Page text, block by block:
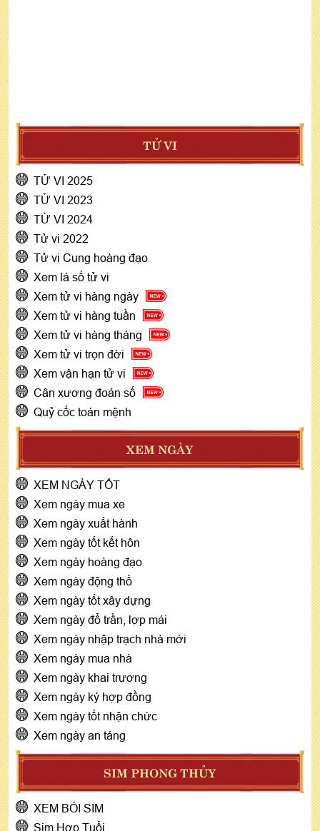
TỬ VI
TỬ VI 2025
TỬ VI 2023
TỬ VI 2024
Tử vi 2022
Tử vi Cung hoàng đạo
Xem lá số tử vi
Xem tử vi hàng ngày
Xem tử vi hàng tuần
Xem tử vi hàng tháng
Xem tử vi trọn đời
Xem vận hạn tử vi
Cân xương đoán số
Quỷ cốc toán mệnh
XEM NGÀY
XEM NGÀY TỐT
Xem ngày mua xe
Xem ngày xuất hành
Xem ngày tốt kết hôn
Xem ngày hoàng đạo
Xem ngày động thổ
Xem ngày tốt xây dựng
Xem ngày đổ trần, lợp mái
Xem ngày nhập trạch nhà mới
Xem ngày mua nhà
Xem ngày khai trương
Xem ngày ký hợp đồng
Xem ngày tốt nhận chức
Xem ngày an táng
SIM PHONG THỦY
XEM BÓI SIM
Sim Hợp Tuổi